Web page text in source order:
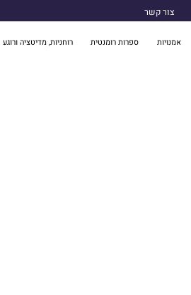
צור קשר
אמנויות ספרות רומנטית רוחניות, מדיטציה ורוגע